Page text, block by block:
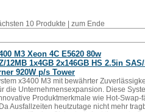
10 Produkte zum Ende
M3 Xeon 4C E5620 80w
12MB 1x4GB 2x146GB HS 2.5in
920W p/s Tower
x3400 M3 mit bewährter
die Unternehmensexpansion. Diese
Produktmerkmale wie Hot-
Ausfallzeiten heutzutage nicht mehr